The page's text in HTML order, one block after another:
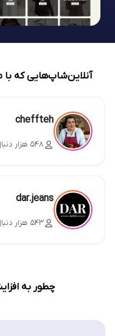
آنلاین‌شاپ‌هایی که
cheffteh
۵۴۸ هزار دنبال‌کننده
dar.jeans
۵۴۳ هزار دنبال‌کننده
چطور به